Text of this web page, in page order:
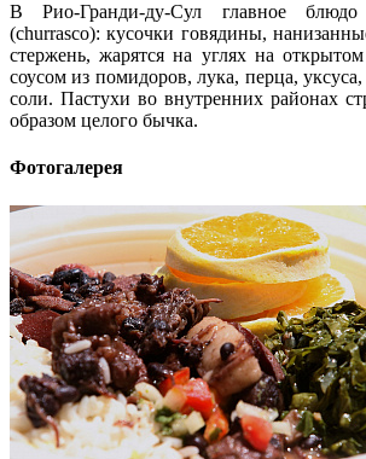
В Рио-Гранди-ду-Сул главное
(churrasco): кусочки говядины,
стержень, жарятся на углях на
соусом из помидоров, лука, перца,
соли. Пастухи во внутренних районах
образом целого бычка.
Фотогалерея